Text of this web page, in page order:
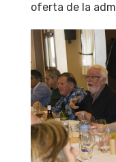
oferta de la